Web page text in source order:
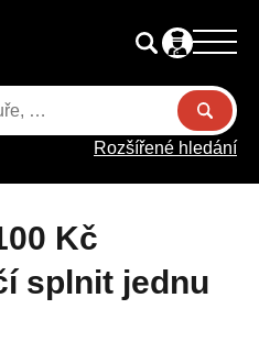
Rozšířené hledání
splnit jednu